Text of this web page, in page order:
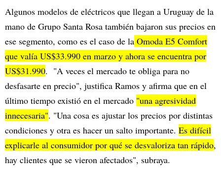
Algunos modelos de eléctricos que llegan a Uruguay de la
mano de Grupo Santa Rosa también bajaron sus precios en
ese segmento, como es el caso de la Omoda E5 Comfort
que valía US$33.990 en marzo y ahora se encuentra por
US$31.990. "A veces el mercado te obliga para no
desfasarte en precio", justifica Ramos y afirma que en el
último tiempo existió en el mercado "una agresividad
innecesaria". "Una cosa es ajustar los precios por distintas
condiciones y otra es hacer un salto importante. Es difícil
explicarle al consumidor por qué se desvaloriza tan rápido,
hay clientes que se vieron afectados", subraya.